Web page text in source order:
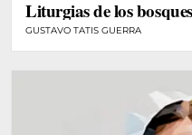
Liturgias de los bosques
GUSTAVO TATIS GUERRA